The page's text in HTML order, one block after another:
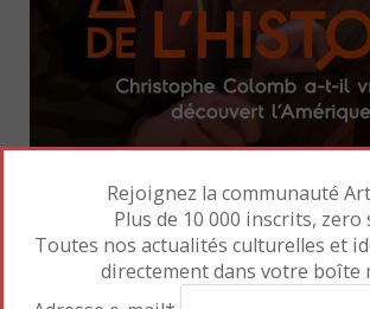
Elle a imaginé trois personnages,
frère Jules et leur baby-sitter Éole,
temps. Il peut entraîner ses
Rejoignez la communauté
Plus de 10 000 inscrits, zero
Toutes nos actualités culturelles et
directement dans votre boîte